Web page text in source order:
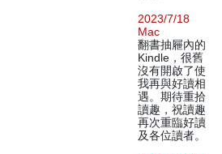
2023/7/18
Mac
翻書抽屜內的
Kindle，很舊
沒有開啟了使
我再與好讀相
遇。期待重拾
讀趣，祝讀趣
再次重臨好讀
及各位讀者。